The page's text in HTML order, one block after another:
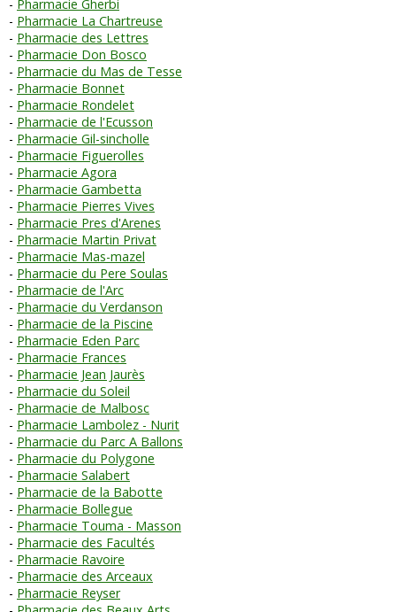
Pharmacie Gherbi
Pharmacie La Chartreuse
Pharmacie des Lettres
Pharmacie Don Bosco
Pharmacie du Mas de Tesse
Pharmacie Bonnet
Pharmacie Rondelet
Pharmacie de l'Ecusson
Pharmacie Gil-sincholle
Pharmacie Figuerolles
Pharmacie Agora
Pharmacie Gambetta
Pharmacie Pierres Vives
Pharmacie Pres d'Arenes
Pharmacie Martin Privat
Pharmacie Mas-mazel
Pharmacie du Pere Soulas
Pharmacie de l'Arc
Pharmacie du Verdanson
Pharmacie de la Piscine
Pharmacie Eden Parc
Pharmacie Frances
Pharmacie Jean Jaurès
Pharmacie du Soleil
Pharmacie de Malbosc
Pharmacie Lambolez - Nurit
Pharmacie du Parc A Ballons
Pharmacie du Polygone
Pharmacie Salabert
Pharmacie de la Babotte
Pharmacie Bollegue
Pharmacie Touma - Masson
Pharmacie des Facultés
Pharmacie Ravoire
Pharmacie des Arceaux
Pharmacie Reyser